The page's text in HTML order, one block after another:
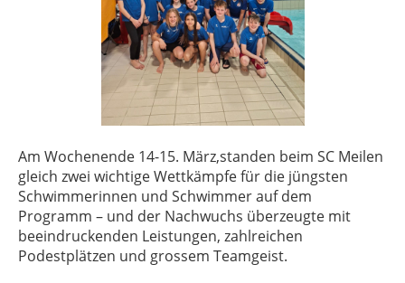
Am Wochenende 14-15. März,standen beim SC Meilen
gleich zwei wichtige Wettkämpfe für die jüngsten
Schwimmerinnen und Schwimmer auf dem
Programm – und der Nachwuchs überzeugte mit
beeindruckenden Leistungen, zahlreichen
Podestplätzen und grossem Teamgeist.